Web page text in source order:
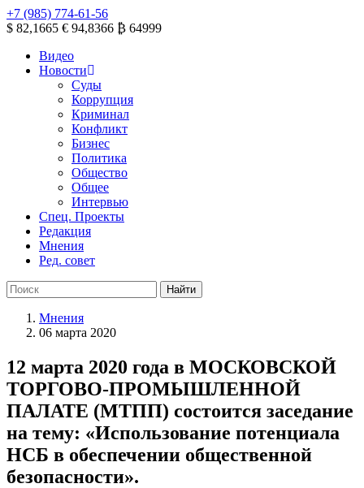
+7 (985) 774-61-56
$ 82,1665 € 94,8366 ₿ 64999
Видео
Новости
Суды
Коррупция
Криминал
Конфликт
Бизнес
Политика
Общество
Общее
Интервью
Спец. Проекты
Редакция
Мнения
Ред. совет
Мнения
06 марта 2020
12 марта 2020 года в МОСКОВСКОЙ
ТОРГОВО-ПРОМЫШЛЕННОЙ
ПАЛАТЕ (МТПП) состоится заседание
на тему: «Использование потенциала
НСБ в обеспечении общественной
безопасности».